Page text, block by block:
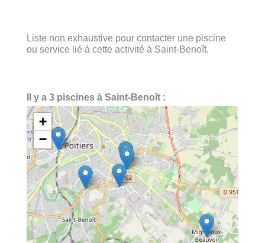
Liste non exhaustive pour contacter une piscine
ou service lié à cette activité à Saint-Benoît.
Il y a 3 piscines à Saint-Benoît :
+
−